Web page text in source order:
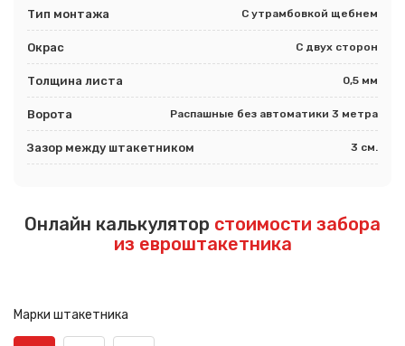
Тип монтажа С утрамбовкой щебнем
Окрас С двух сторон
Толщина листа 0,5 мм
Ворота Распашные без автоматики 3 метра
Зазор между штакетником 3 см.
Онлайн калькулятор стоимости забора
из евроштакетника
Марки штакетника